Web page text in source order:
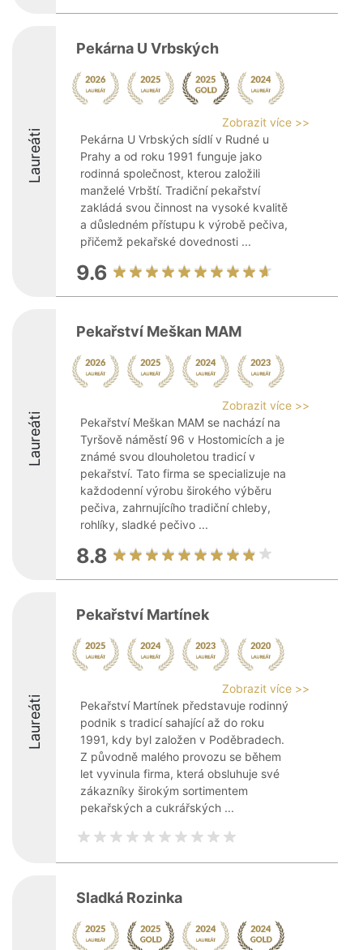
Laureáti
Pekárna U Vrbských
Zobrazit více >>
Pekárna U Vrbských sídlí v Rudné u
Prahy a od roku 1991 funguje jako
rodinná společnost, kterou založili
manželé Vrbští. Tradiční pekařství
zakládá svou činnost na vysoké kvalitě
a důsledném přístupu k výrobě pečiva,
přičemž pekařské dovednosti ...
9.6
Laureáti
Pekařství Meškan MAM
Zobrazit více >>
Pekařství Meškan MAM se nachází na
Tyršově náměstí 96 v Hostomicích a je
známé svou dlouholetou tradicí v
pekařství. Tato firma se specializuje na
každodenní výrobu širokého výběru
pečiva, zahrnujícího tradiční chleby,
rohlíky, sladké pečivo ...
8.8
Laureáti
Pekařství Martínek
Zobrazit více >>
Pekařství Martínek představuje rodinný
podnik s tradicí sahající až do roku
1991, kdy byl založen v Poděbradech.
Z původně malého provozu se během
let vyvinula firma, která obsluhuje své
zákazníky širokým sortimentem
pekařských a cukrářských ...
Sladká Rozinka